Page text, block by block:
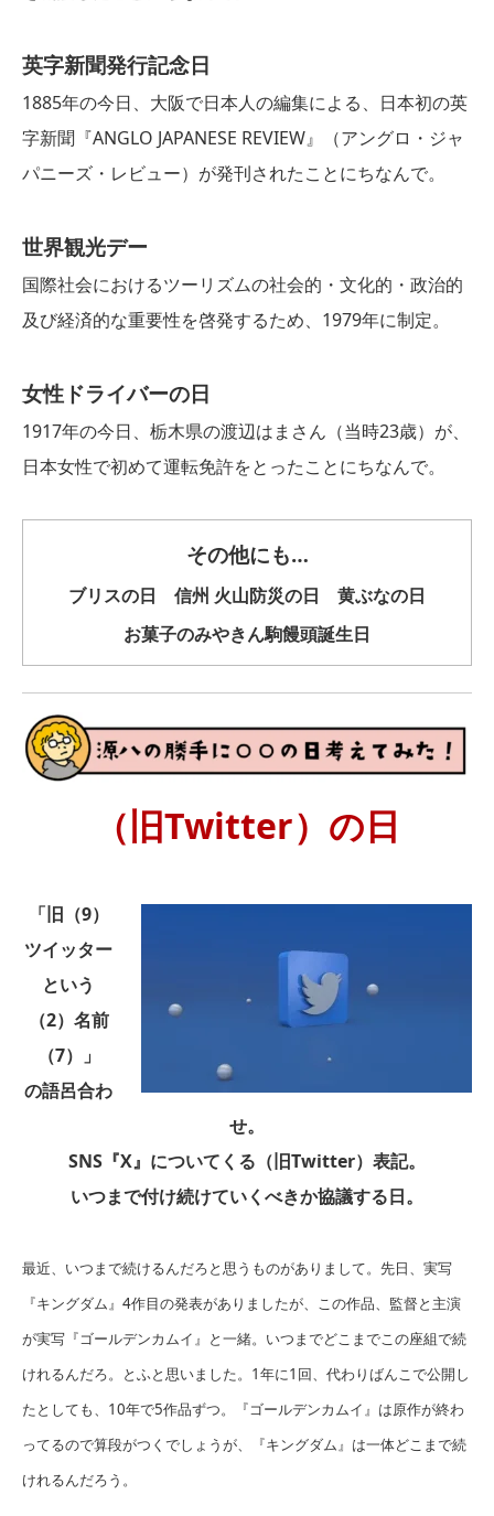
英字新聞発行記念日
1885年の今日、大阪で日本人の編集による、日本初の英
字新聞『ANGLO JAPANESE REVIEW』（アングロ・ジャ
パニーズ・レビュー）が発刊されたことにちなんで。
世界観光デー
国際社会におけるツーリズムの社会的・文化的・政治的
及び経済的な重要性を啓発するため、1979年に制定。
女性ドライバーの日
1917年の今日、栃木県の渡辺はまさん（当時23歳）が、
日本女性で初めて運転免許をとったことにちなんで。
その他にも…
ブリスの日 信州 火山防災の日 黄ぶなの日
お菓子のみやきん駒饅頭誕生日
（旧Twitter）の日
「旧（9）
ツイッター
という
（2）名前
（7）」
の語呂合わ
せ。
SNS『X』についてくる（旧Twitter）表記。
いつまで付け続けていくべきか協議する日。
最近、いつまで続けるんだろと思うものがありまして。先日、実写
『キングダム』4作目の発表がありましたが、この作品、監督と主演
が実写『ゴールデンカムイ』と一緒。いつまでどこまでこの座組で続
けれるんだろ。とふと思いました。1年に1回、代わりばんこで公開し
たとしても、10年で5作品ずつ。『ゴールデンカムイ』は原作が終わ
ってるので算段がつくでしょうが、『キングダム』は一体どこまで続
けれるんだろう。